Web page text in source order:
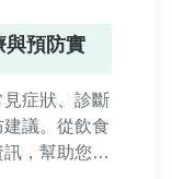
與預防實
症狀、診斷
議。從飲食
，幫助您全